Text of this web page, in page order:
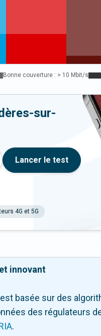
Bonne couverture : > 10 Mbit/s
sur-
Lancer le test
4G et 5G
innovant
est basée sur des
des régulateurs
.